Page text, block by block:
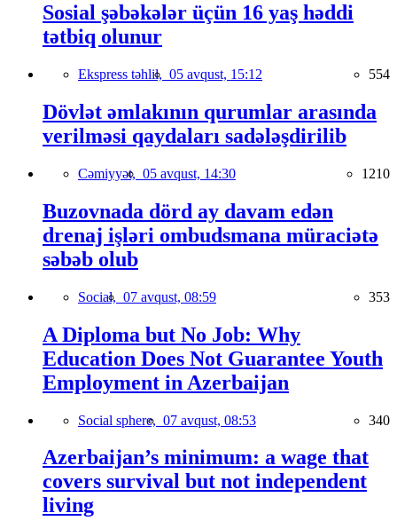
Sosial şəbəkələr üçün 16 yaş həddi
tətbiq olunur
Ekspress təhlil, 05 avqust, 15:12 554
Dövlət əmlakının qurumlar arasında
verilməsi qaydaları sadələşdirilib
Cəmiyyət, 05 avqust, 14:30 1210
Buzovnada dörd ay davam edən
drenaj işləri ombudsmana müraciətə
səbəb olub
Social, 07 avqust, 08:59 353
A Diploma but No Job: Why
Education Does Not Guarantee Youth
Employment in Azerbaijan
Social sphere, 07 avqust, 08:53 340
Azerbaijan’s minimum: a wage that
covers survival but not independent
living